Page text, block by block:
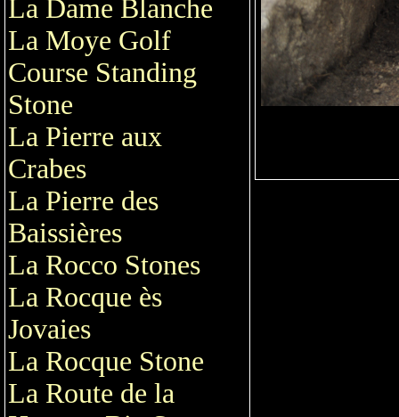
La Dame Blanche
La Moye Golf
Course Standing
Stone
La Pierre aux
Crabes
La Pierre des
Baissières
La Rocco Stones
La Rocque ès
Jovaies
La Rocque Stone
La Route de la